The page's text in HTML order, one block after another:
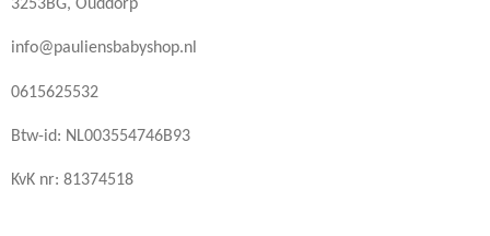
3253BG, Ouddorp
info@pauliensbabyshop.nl
0615625532
Btw-id: NL003554746B93
KvK nr: 81374518